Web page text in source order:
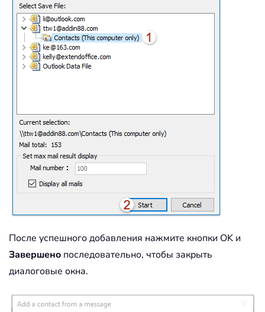
После успешного добавления нажмите кнопки OK и
Завершено последовательно, чтобы закрыть
диалоговые окна.